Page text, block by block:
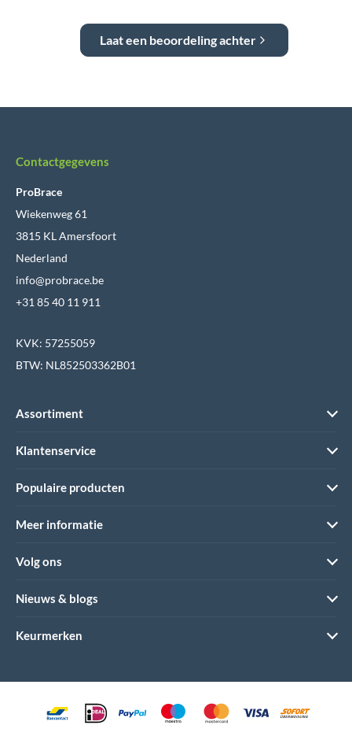
Laat een beoordeling achter
Contactgegevens
ProBrace
Wiekenweg 61
3815 KL Amersfoort
Nederland
info@probrace.be
+31 85 40 11 911
KVK: 57255059
BTW: NL852503362B01
Assortiment
Klantenservice
Populaire producten
Meer informatie
Volg ons
Nieuws & blogs
Keurmerken